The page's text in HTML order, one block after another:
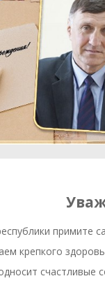
примите
крепкого